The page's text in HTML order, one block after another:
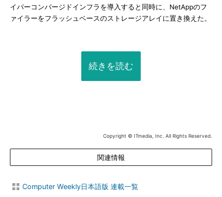
イパーコンバージドインフラを導入すると同時に、NetAppのフ
ァイラーをフラッシュベースのストレージアレイに置き換えた。
続きを読む
Copyright © ITmedia, Inc. All Rights Reserved.
関連情報
Computer Weekly日本語版 連載一覧